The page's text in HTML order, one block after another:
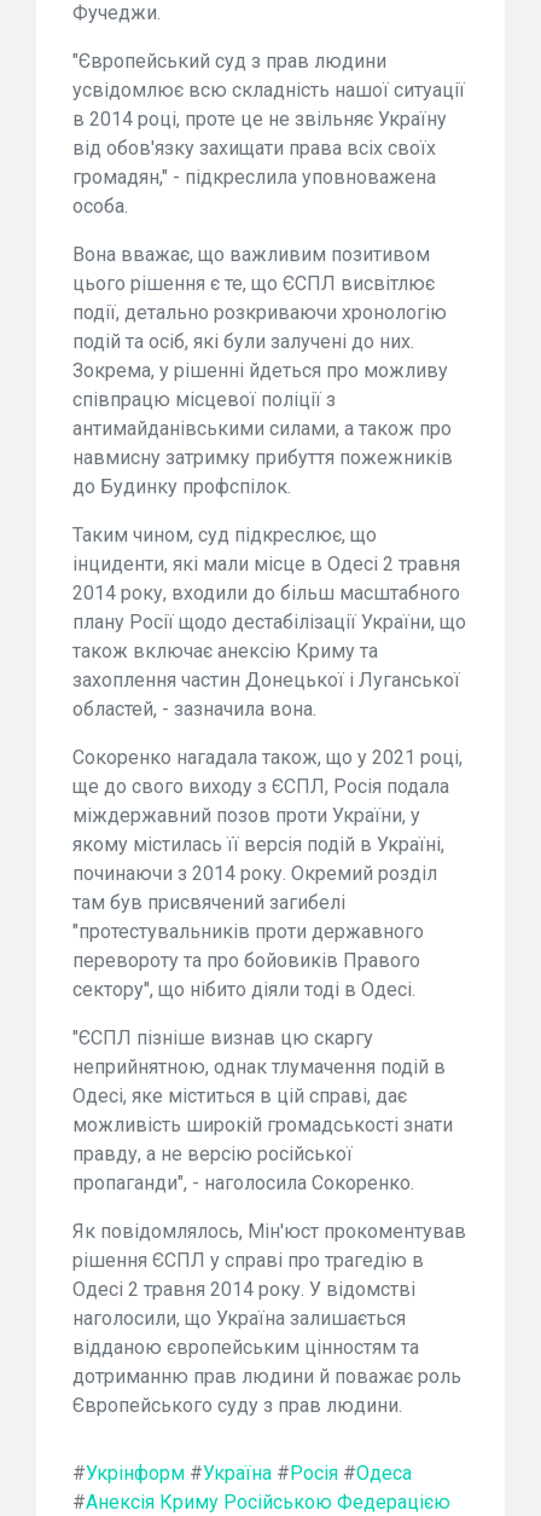
Фучеджи.
"Європейський суд з прав людини
усвідомлює всю складність нашої ситуації
в 2014 році, проте це не звільняє Україну
від обов'язку захищати права всіх своїх
громадян," - підкреслила уповноважена
особа.
Вона вважає, що важливим позитивом
цього рішення є те, що ЄСПЛ висвітлює
події, детально розкриваючи хронологію
подій та осіб, які були залучені до них.
Зокрема, у рішенні йдеться про можливу
співпрацю місцевої поліції з
антимайданівськими силами, а також про
навмисну затримку прибуття пожежників
до Будинку профспілок.
Таким чином, суд підкреслює, що
інциденти, які мали місце в Одесі 2 травня
2014 року, входили до більш масштабного
плану Росії щодо дестабілізації України, що
також включає анексію Криму та
захоплення частин Донецької і Луганської
областей, - зазначила вона.
Сокоренко нагадала також, що у 2021 році,
ще до свого виходу з ЄСПЛ, Росія подала
міждержавний позов проти України, у
якому містилась її версія подій в Україні,
починаючи з 2014 року. Окремий розділ
там був присвячений загибелі
"протестувальників проти державного
перевороту та про бойовиків Правого
сектору", що нібито діяли тоді в Одесі.
"ЄСПЛ пізніше визнав цю скаргу
неприйнятною, однак тлумачення подій в
Одесі, яке міститься в цій справі, дає
можливість широкій громадськості знати
правду, а не версію російської
пропаганди", - наголосила Сокоренко.
Як повідомлялось, Мін'юст прокоментував
рішення ЄСПЛ у справі про трагедію в
Одесі 2 травня 2014 року. У відомстві
наголосили, що Україна залишається
відданою європейським цінностям та
дотриманню прав людини й поважає роль
Європейського суду з прав людини.
#Укрінформ #Україна # Росія #Одеса
#Анексія Криму Російською Федерацією